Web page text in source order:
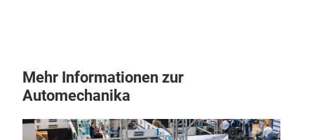
Mehr Informationen zur
Automechanika